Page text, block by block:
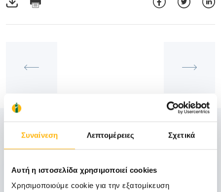
Συναίνεση Λεπτομέρειες Σχετικά
Αυτή η ιστοσελίδα χρησιμοποιεί cookies
Χρησιμοποιούμε cookie για την εξατομίκευση
Δείτε Επίσης
06